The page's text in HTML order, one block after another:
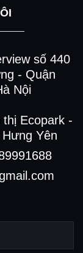
số 440
- Quận
Nội
Ecopark -
Yên